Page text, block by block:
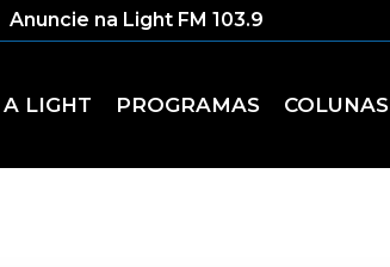
Anuncie na Light FM 103.9
LIGHT PROGRAMAS COLUNAS